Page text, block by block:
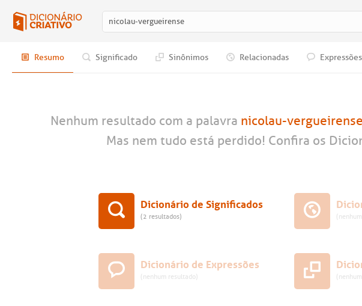
Resumo Significado Sinônimos Relacionadas Expressões
Nenhum resultado com a palavra nicolau-vergueirense
Mas nem tudo está perdido! Confira os
Dicionário de Significados
(2 resultados)
Dicionário de Expressões
(nenhum resultado)